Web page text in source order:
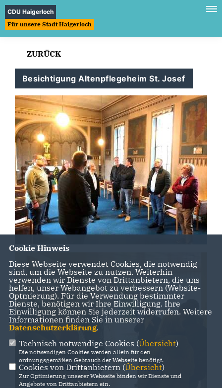
CDU Haigerloch
Für unsere Stadt Haigerloch
ZURÜCK
Besichtigung Altenpflegeheim St. Josef
Cookie Hinweis
Diese Webseite verwendet Cookies, die notwendig
sind, um die Webseite zu nutzen. Weiterhin
verwenden wir Dienste von Drittanbietern, die uns
helfen, unser Webangebot zu verbessern (Website-
Optmierung). Für die Verwendung bestimmter
Dienste, benötigen wir Ihre Einwilligung. Ihre
Einwilligung können Sie jederzeit widerrufen. Weitere
Informationen finden Sie in unserer
Datenschutzerklärung.
Technisch notwendige Cookies (Übersicht)
Die notwendigen Cookies werden allein für den
ordnungsgemäßen Gebrauch der Webseite benötigt.
Cookies von Drittanbietern (Übersicht)
Zur Optimierung unserer Webseite binden wir Dienste und
Angebote von Drittanbietern ein.